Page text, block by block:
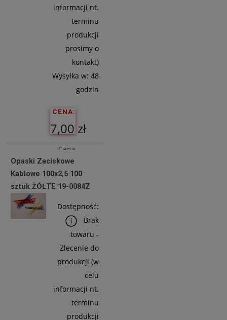
informacji nt.
terminu
produkcji
prosimy o
kontakt)
Wysyłka w: 48
godzin
CENA:
7,00 zł
Cena
netto:
5,69 zł
Do
Koszyka
Opaski Zaciskowe
Kablowe 100x2,5 100
sztuk ŻÓŁTE 19-0084Z
Dostępność:
Brak
towaru -
Zlecenie do
produkcji (w
celu
informacji nt.
terminu
produkcji